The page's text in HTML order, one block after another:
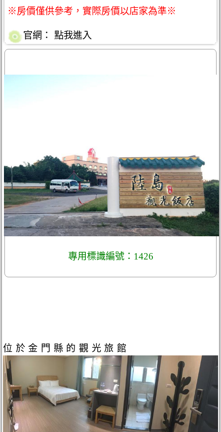
※房價僅供參考，實際房價以店家為準※
官網： 點我進入
專用標識編號：1426
位於金門縣的觀光旅館